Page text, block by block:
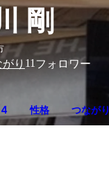
剛
り 11 フォロワー
性格 つながり